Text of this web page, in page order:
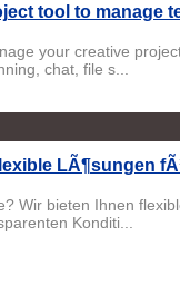
tool to manage
your creative
chat, file s...
LÃ¶sungen
Wir bieten Ihnen
Konditi...